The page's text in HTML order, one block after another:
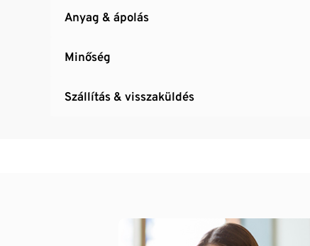
Anyag & ápolás
Minőség
Szállítás & visszaküldés